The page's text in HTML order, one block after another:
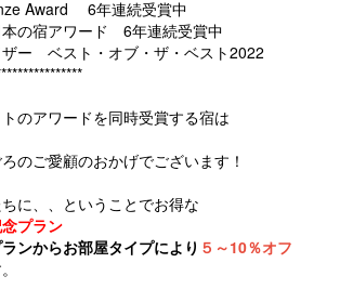
Award 6年連続受賞中
の宿アワード 6年連続受賞中
ザー ベスト・オブ・ザ・ベスト2022
のアワードを同時受賞する宿は
のご愛顧のおかげでございます！
に、、ということでお得な
プラン
ンからお部屋タイプにより ５～10％オフ